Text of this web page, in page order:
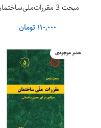
مبحث 3 مقررات‌ملی‌ساختمان
۱۱۰,۰۰۰تومان
عدم موجودی